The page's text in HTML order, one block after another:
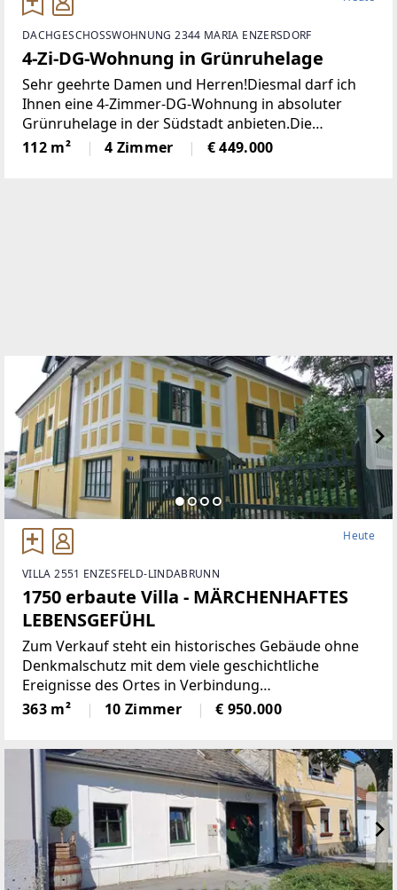
DACHGESCHOSSWOHNUNG 2344 MARIA ENZERSDORF
4-Zi-DG-Wohnung in Grünruhelage
Sehr geehrte Damen und Herren!Diesmal darf ich
Ihnen eine 4-Zimmer-DG-Wohnung in absoluter
Grünruhelage in der Südstadt anbieten.Die
Wohnung weist eine Wnfl. über ca. 120m2 inkl. der
rund 16m2 große westseitig ausgerichteten Loggia
112 m² 4 Zimmer € 449.000
Heute
VILLA 2551 ENZESFELD-LINDABRUNN
1750 erbaute Villa - MÄRCHENHAFTES
LEBENSGEFÜHL
Zum Verkauf steht ein historisches Gebäude ohne
Denkmalschutz mit dem viele geschichtliche
Ereignisse des Ortes in Verbindung
stehen.Ursprünglich diente diese Villa als Pförtner-
und Verwaltungsgebäude des Schlosses Enzesfeld,
363 m² 10 Zimmer € 950.000